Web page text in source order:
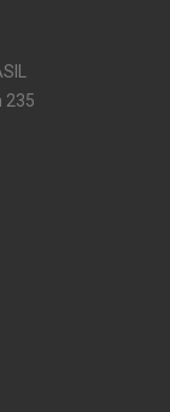
235